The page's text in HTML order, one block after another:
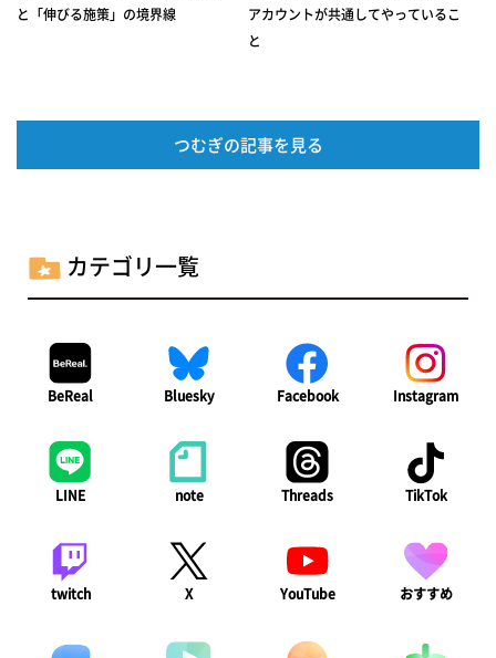
と「伸びる施策」の境界線
アカウントが共通してやっているこ
と
つむぎの記事を見る
カテゴリ一覧
BeReal Bluesky Facebook Instagram
LINE note Threads TikTok
twitch X YouTube おすすめ